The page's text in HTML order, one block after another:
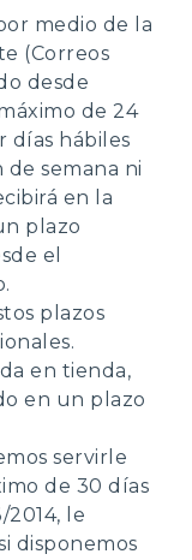
medio de la
(Correos
desde
de 24
días hábiles
semana ni
en la
plazo
el
plazos
en tienda,
en un plazo
servirle
de 30 días
le
disponemos